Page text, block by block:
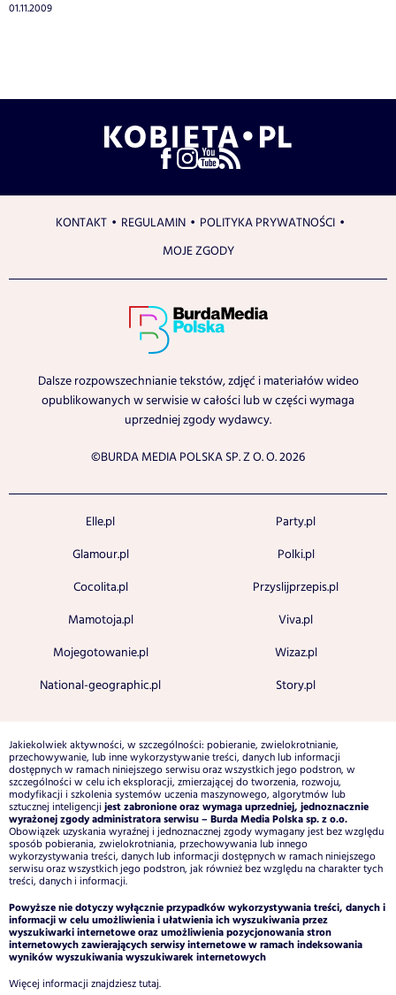
01.11.2009
KONTAKT REGULAMIN
POLITYKA PRYWATNOŚCI
MOJE ZGODY
Dalsze rozpowszechnianie tekstów, zdjęć i materiałów wideo
opublikowanych w serwisie w całości lub w części wymaga
uprzedniej zgody wydawcy.
©BURDA MEDIA POLSKA SP. Z O. O. 2026
Elle.pl
Glamour.pl
Cocolita.pl
Mamotoja.pl
Mojegotowanie.pl
National-geographic.pl
Party.pl
Polki.pl
Przyslijprzepis.pl
Viva.pl
Wizaz.pl
Story.pl
Jakiekolwiek aktywności, w szczególności: pobieranie, zwielokrotnianie,
przechowywanie, lub inne wykorzystywanie treści, danych lub informacji
dostępnych w ramach niniejszego serwisu oraz wszystkich jego podstron, w
szczególności w celu ich eksploracji, zmierzającej do tworzenia, rozwoju,
modyfikacji i szkolenia systemów uczenia maszynowego, algorytmów lub
sztucznej inteligencjijest zabronione oraz wymaga uprzedniej, jednoznacznie
wyrażonej zgody administratora serwisu – Burda Media Polska sp. z o.o.
Obowiązek uzyskania wyraźnej i jednoznacznej zgody wymagany jest bez względu
sposób pobierania, zwielokrotniania, przechowywania lub innego
wykorzystywania treści, danych lub informacji dostępnych w ramach niniejszego
serwisu oraz wszystkich jego podstron, jak również bez względu na charakter tych
treści, danych i informacji.
Powyższe nie dotyczy wyłącznie przypadków wykorzystywania treści, danych i
informacji w celu umożliwienia i ułatwienia ich wyszukiwania przez
wyszukiwarki internetowe oraz umożliwienia pozycjonowania stron
internetowych zawierających serwisy internetowe w ramach indeksowania
wyników wyszukiwania wyszukiwarek internetowych
Więcej informacji znajdziesztutaj.